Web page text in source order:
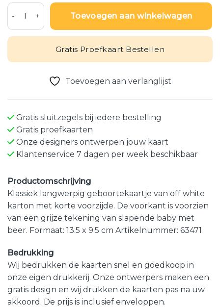
Geboortekaartje 'Baby met beer' aantal
Toevoegen aan winkelwagen
Gratis Proefkaart Bestellen
Toevoegen aan verlanglijst
Gratis sluitzegels bij iedere bestelling
Gratis proefkaarten
Onze designers ontwerpen jouw kaart
Klantenservice 7 dagen per week beschikbaar
Productomschrijving
Klassiek langwerpig geboortekaartje van off white
karton met korte voorzijde. De voorkant is voorzien
van een grijze tekening van slapende baby met
beer. Formaat: 13.5 x 9.5 cm Artikelnummer: 63471
Bedrukking
Wij bedrukken de kaarten snel en goedkoop in
onze eigen drukkerij. Onze ontwerpers maken een
gratis design en wij drukken de kaarten pas na uw
akkoord. De prijs is inclusief enveloppen.